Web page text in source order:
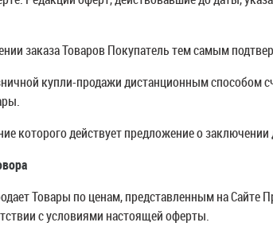
заказа Товаров Покупатель тем самым
купли-продажи дистанционным способом
которого действует предложение о
Товары по ценам, представленным на Сайте
с условиями настоящей оферты.
Пончик с глазурью
Сладкий, ароматный и
вкусен.